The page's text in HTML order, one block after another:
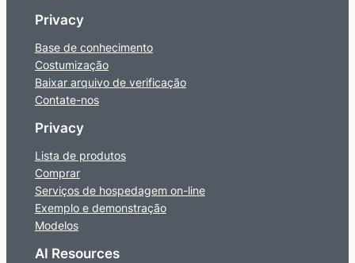
Privacy
Base de conhecimento
Costumização
Baixar arquivo de verificação
Contate-nos
Privacy
Lista de produtos
Comprar
Serviços de hospedagem on-line
Exemplo e demonstração
Modelos
AI Resources